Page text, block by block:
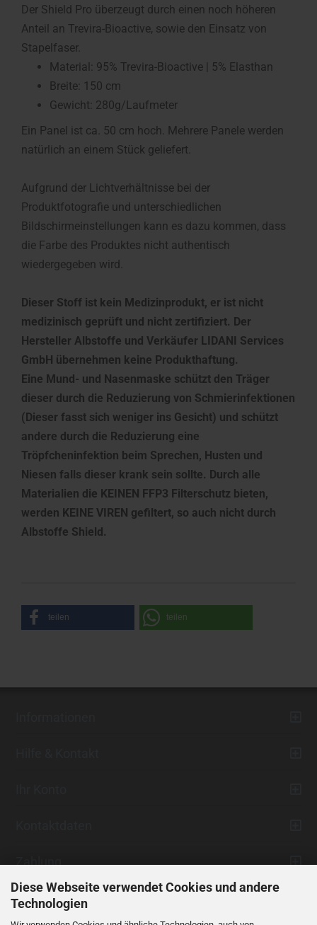
Diese Webseite verwendet Cookies und andere
Technologien
Der Shield Pro überzeugt durch einen noch höheren
Anteil an Trevira-Bioactive, sowie den Einsatz von
Stapelfaser.
Material: 95% Trevira-Bioactive | 5% Elasthan
Breite: 150 cm
Gewicht: 280g/Laufmeter
Ein Panel ist ca. 50 cm hoch. Mehrere Panele werden
natürlich an einem Stück geliefert.
Aufgrund der Lichtverhältnisse bei der
Produktfotografie und unterschiedlichen
Bildschirmeinstellungen kann es dazu kommen, dass
die Farbe des Produktes nicht authentisch
wiedergegeben wird.
Dieser Stoff ist kein Medizinprodukt, er ist nicht
medizinisch geprüft und nicht zertifiziert. Der
Hersteller Albstoffe und Verkäufer LIDANI Services
GmbH übernehmen keine Produkthaftung.
Eine Mund- und Nasenmaske schützt den Träger
dieser durch die Reduzierung von Schmierinfektionen
(Dieser fasst sich weniger ins Gesicht) und schützt
andere durch die Reduzierung eine
Tröpfcheninfektion beim Sprechen, Husten und
Niesen falls dieser krank sein sollte. Durch alle
Materialien die KEINEN FFP3 Filterschutz bieten,
werden KEINE VIREN gefiltert, so auch nicht durch
Albstoffe Shield.
teilen teilen
Zahlung